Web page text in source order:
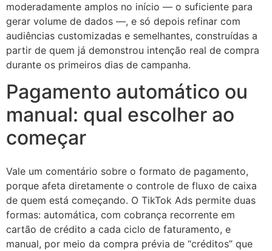
moderadamente amplos no início — o suficiente para
gerar volume de dados —, e só depois refinar com
audiências customizadas e semelhantes, construídas a
partir de quem já demonstrou intenção real de compra
durante os primeiros dias de campanha.
Pagamento automático ou
manual: qual escolher ao
começar
Vale um comentário sobre o formato de pagamento,
porque afeta diretamente o controle de fluxo de caixa
de quem está começando. O TikTok Ads permite duas
formas: automática, com cobrança recorrente em
cartão de crédito a cada ciclo de faturamento, e
manual, por meio da compra prévia de “créditos” que